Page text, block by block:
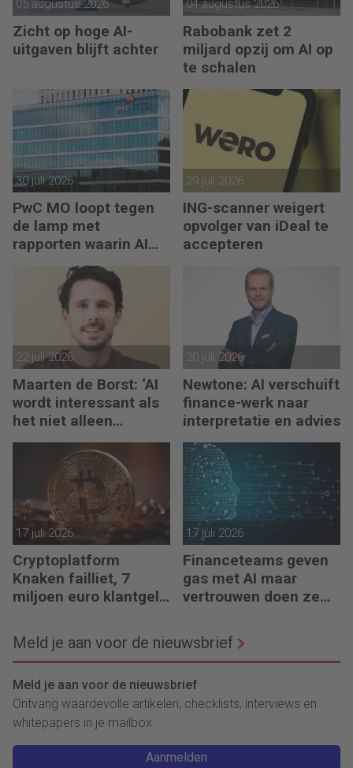
05 augustus 2026
Zicht op hoge AI-
uitgaven blijft achter
04 augustus 2026
Rabobank zet 2
miljard opzij om AI op
te schalen
30 juli 2026
PwC MO loopt tegen
de lamp met
rapporten waarin AI
erop los liegt
29 juli 2026
ING-scanner weigert
opvolger van iDeal te
accepteren
22 juli 2026
Maarten de Borst: ‘AI
wordt interessant als
het niet alleen
meedenkt, maar ook
20 juli 2026
Newtone: AI verschuift
finance-werk naar
interpretatie en advies
17 juli 2026
Cryptoplatform
Knaken failliet, 7
miljoen euro klantgeld
17 juli 2026
Financeteams geven
gas met AI maar
vertrouwen doen ze
Meld je aan voor de nieuwsbrief
Meld je aan voor de nieuwsbrief
Ontvang waardevolle artikelen, checklists, interviews en
whitepapers in je mailbox.
Aanmelden